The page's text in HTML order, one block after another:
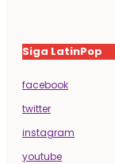
Siga LatinPop
facebook
twitter
instagram
youtube